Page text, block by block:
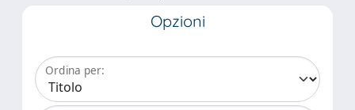
Opzioni
Ordina per: